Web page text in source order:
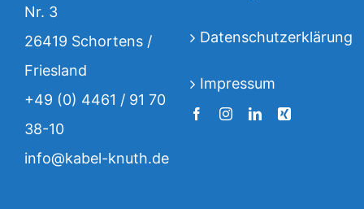
Nr. 3
26419 Schortens /
Friesland
+49 (0) 4461 / 91 70
38-10
info@kabel-knuth.de
Datenschutzerklärung
Impressum